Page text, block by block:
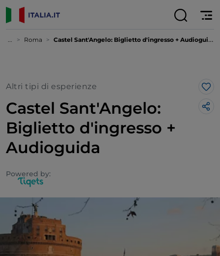
... Roma Castel Sant'Angelo: Biglietto d'ingresso + Audioguida
Altri tipi di esperienze
Castel Sant'Angelo:
Biglietto d'ingresso +
Audioguida
Powered by: